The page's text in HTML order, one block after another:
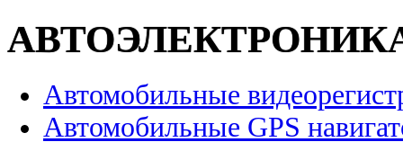
Автомобильные
Автомобильные GPS